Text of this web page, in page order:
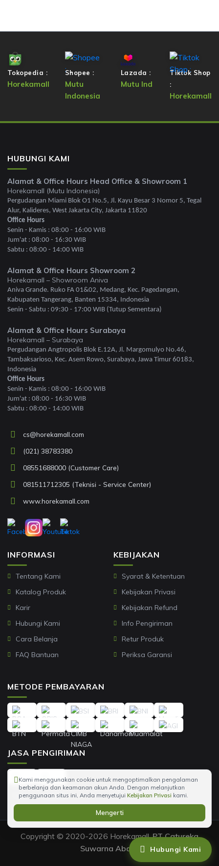
Hubungi Kami
Tokopedia :
Horekamall
Shopee :
Mutu
Indonesia
Lazada :
Mutu Ind
Tiktok Shop
:
Horekamall
HUBUNGI KAMI
Alamat & Office Hours Head Office & Showroom 1
Horekamall (Mutu Indonesia)
Pergudangan Miami Blok O1 No.5, Jl. Kayu Besar 3 Nomor 5, Tegal
Alur, Kalideres, West Jakarta City, Jakarta 11820
Office Hours
Senin - Kamis : 08:00 - 16:00 WIB
Jum'at : 08:00 - 16:30 WIB
Sabtu : 08:00 - 14:00 WIB
Alamat & Office Hours Showroom 2
Horekamall – Showroom Aniva
Aniva Grande. Ruko FA 01&02, Medang, Kec. Pagedangan,
Kabupaten Tangerang, Banten 15334, Indonesia
Senin - Sabtu : 09:30 - 17:00 WIB (Tutup Sementara)
Alamat & Office Hours Surabaya
Horekamall – Surabaya
Pergudangan Angtropolis Blok E.12A, Jl. Margomulyo No.46,
Tambaksarioso, Kec. Asem Rowo, Surabaya, Jawa Timur 60183,
Indonesia
Office Hours
Senin - Kamis : 08:00 - 16:00 WIB
Jum'at : 08:00 - 16:30 WIB
Sabtu : 08:00 - 14:00 WIB
INFORMASI
Tentang Kami
Katalog Produk
Karir
Hubungi Kami
Cara Belanja
FAQ Bantuan
KEBIJAKAN
Syarat & Ketentuan
Kebijakan Privasi
Kebijakan Refund
Info Pengiriman
Retur Produk
Periksa Garansi
cs@horekamall.com
(021) 38783380
08551688000 (Customer Care)
081511712305 (Teknisi - Service Center)
www.horekamall.com
METODE PEMBAYARAN
JASA PENGIRIMAN
Copyright © 2020-2026 Horekamall,PT Catureka
Suwarna Abadi
Kami menggunakan cookie untuk mengoptimalkan pengalaman
berbelanja dan keamanan akun Anda. Dengan melanjutkan
penggunaan situs ini, Anda menyetujui Kebijakan Privasi kami.
Mengerti